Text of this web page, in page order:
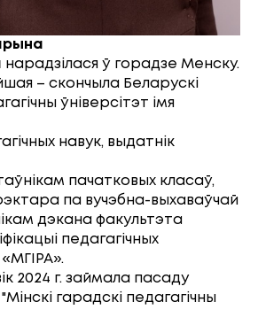
нарадзілася ў горадзе Менску.
– скончыла Беларускі
ўніверсітэт імя
навук, выдатнік
пачатковых класаў,
па вучэбна-выхаваўчай
дэкана факультэта
педагагічных
2024 г. займала пасаду
гарадскі педагагічны